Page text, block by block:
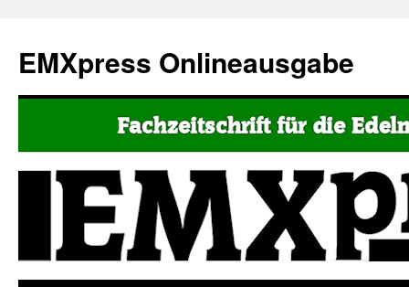
EMXpress Onlineausgabe